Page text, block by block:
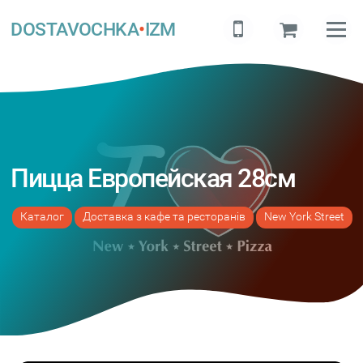
DOSTAVOCHKA•IZM
Пицца Европейская 28см
Каталог Доставка з кафе та ресторанів New York Street